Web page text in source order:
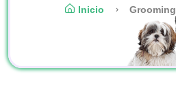
Inicio Grooming